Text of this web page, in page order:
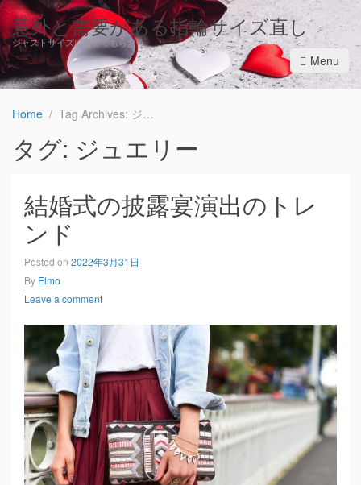
意外と需要がある指輪サイズ直し
ジャストサイズに直してもらおう
Menu
Home Tag Archives: ジュエリー
タグ: ジュエリー
結婚式の披露宴演出のトレ
ンド
Posted on 2022年3月31日
By Elmo
Leave a comment